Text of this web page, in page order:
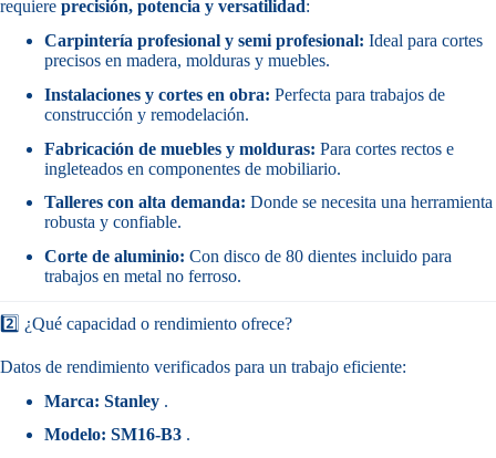
requiere precisión, potencia y versatilidad :
Carpintería profesional y semi profesional: Ideal para cortes
precisos en madera, molduras y muebles.
Instalaciones y cortes en obra: Perfecta para trabajos de
construcción y remodelación.
Fabricación de muebles y molduras: Para cortes rectos e
ingleteados en componentes de mobiliario.
Talleres con alta demanda: Donde se necesita una herramienta
robusta y confiable.
Corte de aluminio: Con disco de 80 dientes incluido para
trabajos en metal no ferroso.
2️⃣ ¿Qué capacidad o rendimiento ofrece?
Datos de rendimiento verificados para un trabajo eficiente:
Marca: Stanley .
Modelo: SM16-B3 .